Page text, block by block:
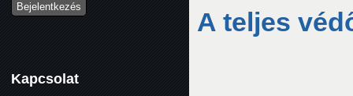
A teljes
Kapcsolat